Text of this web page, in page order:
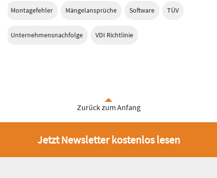
Montagefehler Mängelansprüche Software TÜV
Unternehmensnachfolge VDI Richtlinie
Zurück zum Anfang
Jetzt Newsletter kostenlos lesen